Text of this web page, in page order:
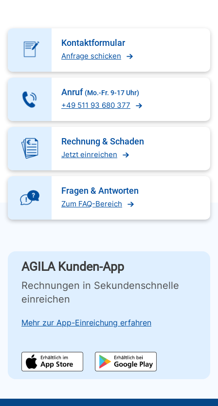
Kontaktformular
Anfrage schicken
Anruf (Mo.-Fr. 9-17 Uhr)
+49 511 93 680 377
Rechnung & Schaden
Jetzt einreichen
Fragen & Antworten
Zum FAQ-Bereich
AGILA Kunden-App
Rechnungen in Sekundenschnelle
einreichen
Mehr zur App-Einreichung erfahren